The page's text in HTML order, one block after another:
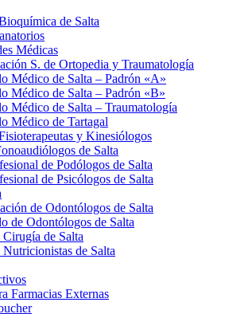
de Salta
Médicas
S. de Ortopedia y Traumatología
Médico de Salta – Padrón «A»
Médico de Salta – Padrón «B»
Médico de Salta – Traumatología
Médico de Tartagal
y Kinesiólogos
de Salta
de Podólogos de Salta
de Psicólogos de Salta
de Odontólogos de Salta
de Odontólogos de Salta
Cirugía de Salta
Nutricionistas de Salta
Farmacias Externas